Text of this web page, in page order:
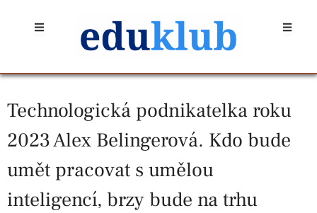
Open Open
Technologická podnikatelka roku
2023 Alex Belingerová. Kdo bude
umět pracovat s umělou
inteligencí, brzy bude na trhu